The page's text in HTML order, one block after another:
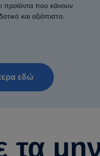
προϊόντα που κάνουν
και αξιόπιστο.
εδώ
τα